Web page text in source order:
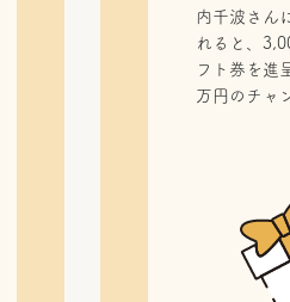
内千波さん
れると、
フト券を進
万円のチャ